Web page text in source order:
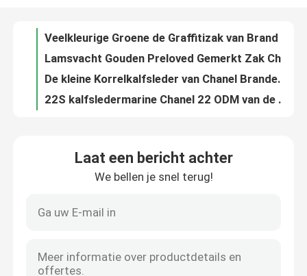
Fabrieksreis
Kwaliteitscontrole
bloggen
Van de de Zwerveroksel van Chanel AS3562 de Kleine Hippie Tote Bag Shoulder Bag 2022 Autumn Winter
Chanel Leather Flap Designer Brand-Rugzak 1994-1996 Diamond Quilted For Women
De toevallige Stijl van het de Partijbureau van Lamsvachtchanel classic lambskin bag plain
Laat een bericht achter
We bellen je snel terug!